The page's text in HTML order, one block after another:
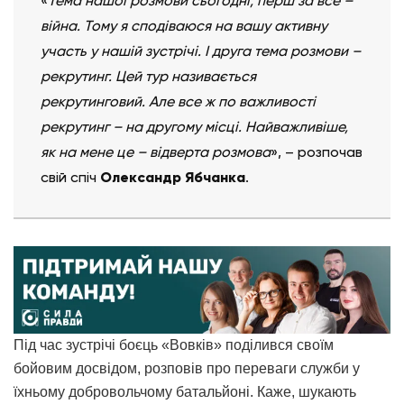
війна. Тому я сподіваюся на вашу активну
участь у нашій зустрічі. І друга тема розмови –
рекрутинг. Цей тур називається
рекрутинговий. Але все ж по важливості
рекрутинг – на другому місці. Найважливіше,
як на мене це – відверта розмова», – розпочав
свій спіч Олександр Ябчанка.
Під час зустрічі боєць «Вовків» поділився своїм
бойовим досвідом, розповів про переваги служби у
їхньому добровольчому батальйоні. Каже, шукають